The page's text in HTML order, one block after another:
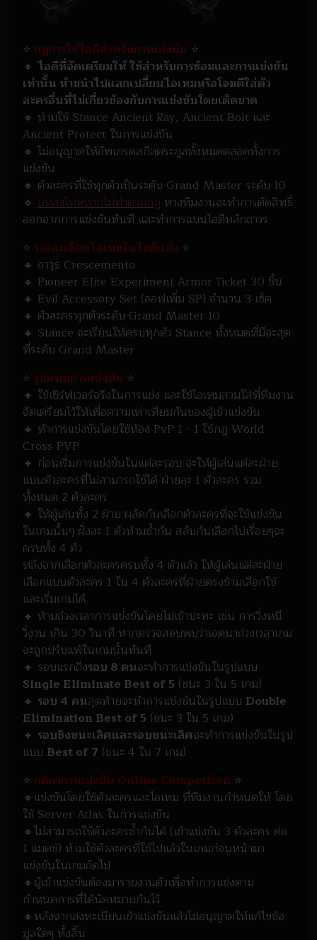
⭐ กฎการใช้ไอดีสำหรับการแข่งขัน ⭐
🔸ไอดีที่จัดเตรียมให้ ใช้สำหรับการซ้อมและการแข่งขัน
เท่านั้น ห้ามนำไปแลกเปลี่ยนไอเทมหรือโจมตีใส่ตัว
ละครอื่นที่ไม่เกี่ยวข้องกับการแข่งขันโดยเด็ดขาด
🔸 ห้ามใช้ Stance Ancient Ray, Ancient Bolt และ
Ancient Protect ในการแข่งขัน
🔸ไม่อนุญาตให้อัพเกรดสกิลตระกูลทั้งหมดตลอดทั้งการ
แข่งขัน
🔸 ตัวละครที่ใช้ทุกตัวเป็นระดับ Grand Master ระดับ 10
🔹 บทลงโทษหากไม่ทำตามกฎ ทางทีมงานจะทำการตัดสิทธิ์
ออกจากการแข่งขันทันที และทำการแบนไอดีหลักถาวร
⭐ รายละเอียดไอเทมในไอดีแข่ง ⭐
🔸 อาวุธ Crescemento
🔸 Pioneer Elite Experiment Armor Ticket 30 ชิ้น
🔸 Evil Accessory Set (ออฟเพิ่ม SP) จำนวน 3 เซ็ต
🔸 ตัวละครทุกตัวระดับ Grand Master 10
🔸 Stance จะเรียนให้ครบทุกตัว Stance ทั้งหมดที่มีจะสุด
ที่ระดับ Grand Master
⭐ รูปแบบการแข่งขัน ⭐
🔸 ใช้เซิร์ฟเวอร์จริงในการแข่ง และใช้ไอเทมสวมใส่ที่ทีมงาน
จัดเตรียมไว้ให้เพื่อความเท่าเทียมกันของผู้เข้าแข่งขัน
🔸 ทำการแข่งขันโดยใช้ห้อง PvP 1 - 1 ใช้กฎ World
Cross PVP
🔸 ก่อนเริ่มการแข่งขันในแต่ละรอบ จะให้ผู้เล่นแต่ละฝ่าย
แบนตัวละครที่ไม่สามารถใช้ได้ ฝ่ายละ 1 ตัวละคร รวม
ทั้งหมด 2 ตัวละคร
🔸 ให้ผู้เล่นทั้ง 2 ฝ่าย ผลัดกันเลือกตัวละครที่จะใช้แข่งขัน
ในเกมนั้นๆ ฝั่งละ 1 ตัวห้ามซ้ำกัน สลับกันเลือกไปเรื่อยๆจะ
ครบทั้ง 4 ตัว
หลังจากเลือกตัวละครครบทั้ง 4 ตัวแล้ว ให้ผู้เล่นแต่ละฝ่าย
เลือกแบนตัวละคร 1 ใน 4 ตัวละครที่ฝ่ายตรงข้ามเลือกใช้
และเริ่มเกมได้
🔸 ห้ามถ่วงเวลาการแข่งขันโดยไม่เข้าปะทะ เช่น การวิ่งหนี
วิ่งวน เกิน 30 วินาที หากตรวจสอบพบว่าเจตนาถ่วงเวลาเกม
จะถูกปรับแพ้ในเกมนั้นทันที
🔸 รอบแรกถึงรอบ 8 คนจะทำการแข่งขันในรูปแบบ
Single Eliminate Best of 5 (ชนะ 3 ใน 5 เกม)
🔸 รอบ 4 คนสุดท้ายจะทำการแข่งขันในรูปแบบ Double
Elimination Best of 5 (ชนะ 3 ใน 5 เกม)
🔸 รอบชิงชนะเลิศและรอบชนะเลิศจะทำการแข่งขันในรูป
แบบ Best of 7 (ชนะ 4 ใน 7 เกม)
⭐ กติกาการแข่งขัน Online Competiton ⭐
🔸แข่งขันโดยใช้ตัวละครและไอเทม ที่ทีมงานกำหนดให้ โดย
ใช้ Server Atlas ในการแข่งขัน
🔸ไม่สามารถใช้ตัวละครซ้ำกันได้ (เข้าแข่งขัน 3 ตัวละคร ต่อ
1 แมตช์) ห้ามใช้ตัวละครที่ใช้ไปแล้วในเกมก่อนหน้ามา
แข่งขันในเกมถัดไป
🔸ผู้เข้าแข่งขันต้องมารายงานตัวเพื่อทำการแข่งตาม
กำหนดการที่ได้นัดหมายกันไว้
🔸หลังจากลงทะเบียนเข้าแข่งขันแล้วไม่อนุญาตให้แก้ไขข้อ
มูลใดๆ ทั้งสิ้น